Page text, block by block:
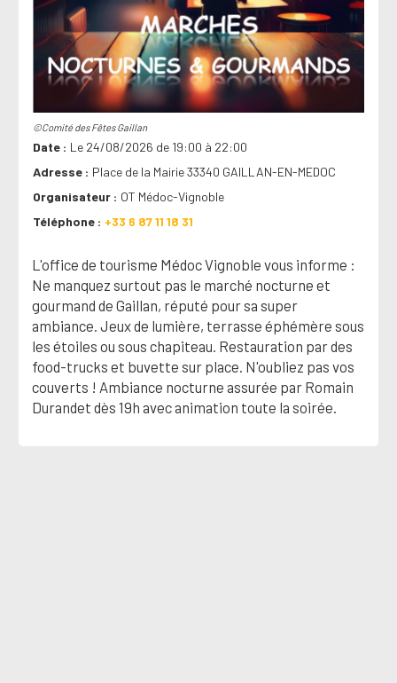
©Comité des Fêtes Gaillan
Date
Le 24/08/2026 de 19:00 à 22:00
Adresse
Place de la Mairie 33340 GAILLAN-EN-MEDOC
Organisateur
OT Médoc-Vignoble
Téléphone
+33 6 87 11 18 31
L'office de tourisme Médoc Vignoble vous informe :
Ne manquez surtout pas le marché nocturne et
gourmand de Gaillan, réputé pour sa super
ambiance. Jeux de lumière, terrasse éphémère sous
les étoiles ou sous chapiteau. Restauration par des
food-trucks et buvette sur place. N'oubliez pas vos
couverts ! Ambiance nocturne assurée par Romain
Durandet dès 19h avec animation toute la soirée.